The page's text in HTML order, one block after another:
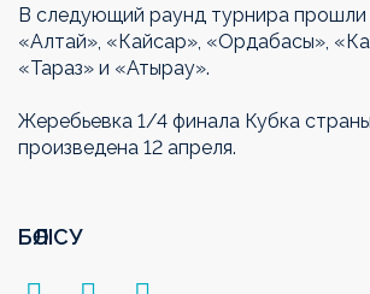
В следующий раунд турнира
«Алтай», «Кайсар», «Ордабасы»,
«Тараз» и «Атырау».
Жеребьевка 1/4 финала Кубка
произведена 12 апреля.
БӨЛІСУ